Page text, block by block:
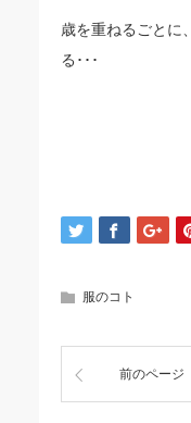
歳を重ねるごとに
る･･･
服のコト
前のページ